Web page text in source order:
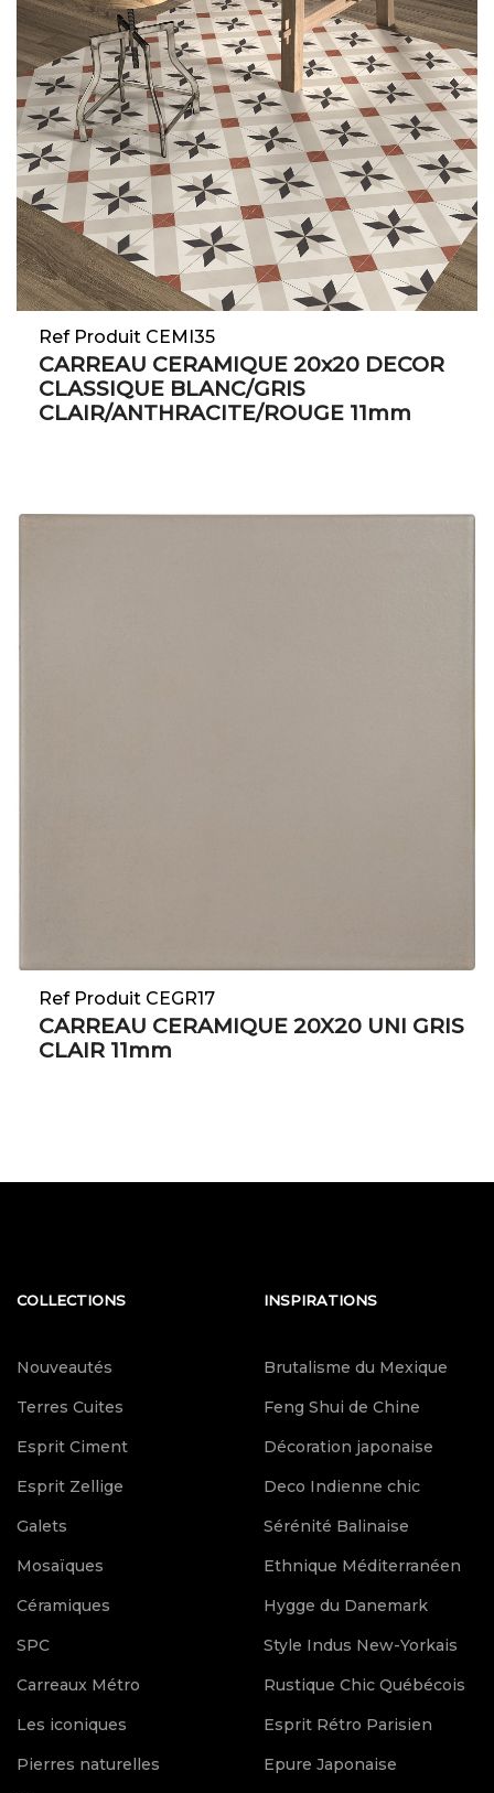
Ref Produit CEMI35
CARREAU CERAMIQUE 20x20 DECOR
CLASSIQUE BLANC/GRIS
CLAIR/ANTHRACITE/ROUGE 11mm
Ref Produit CEGR17
CARREAU CERAMIQUE 20X20 UNI GRIS
CLAIR 11mm
COLLECTIONS
Nouveautés
Terres Cuites
Esprit Ciment
Esprit Zellige
Galets
Mosaïques
Céramiques
SPC
Carreaux Métro
Les iconiques
Pierres naturelles
INSPIRATIONS
Brutalisme du Mexique
Feng Shui de Chine
Décoration japonaise
Deco Indienne chic
Sérénité Balinaise
Ethnique Méditerranéen
Hygge du Danemark
Style Indus New-Yorkais
Rustique Chic Québécois
Esprit Rétro Parisien
Epure Japonaise